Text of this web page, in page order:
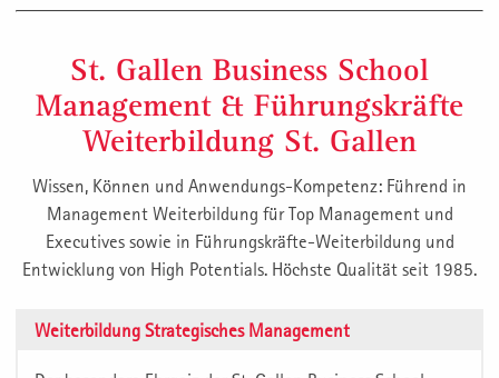
St. Gallen Business School
Management & Führungskräfte
Weiterbildung St. Gallen
Wissen, Können und Anwendungs-Kompetenz: Führend in
Management Weiterbildung für Top Management und
Executives sowie in Führungskräfte-Weiterbildung und
Entwicklung von High Potentials. Höchste Qualität seit 1985.
Weiterbildung Strategisches Management